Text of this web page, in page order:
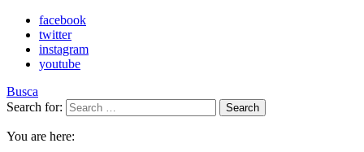
facebook
twitter
instagram
youtube
Busca
Search for:
Search
You are here: